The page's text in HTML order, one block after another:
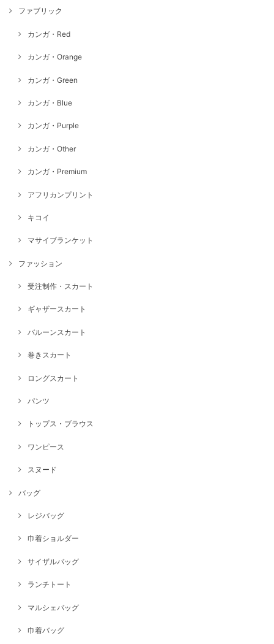
ファブリック
カンガ・Red
カンガ・Orange
カンガ・Green
カンガ・Blue
カンガ・Purple
カンガ・Other
カンガ・Premium
アフリカンプリント
キコイ
マサイブランケット
ファッション
受注制作・スカート
ギャザースカート
バルーンスカート
巻きスカート
ロングスカート
パンツ
トップス・ブラウス
ワンピース
スヌード
バッグ
レジバッグ
巾着ショルダー
サイザルバッグ
ランチトート
マルシェバッグ
巾着バッグ